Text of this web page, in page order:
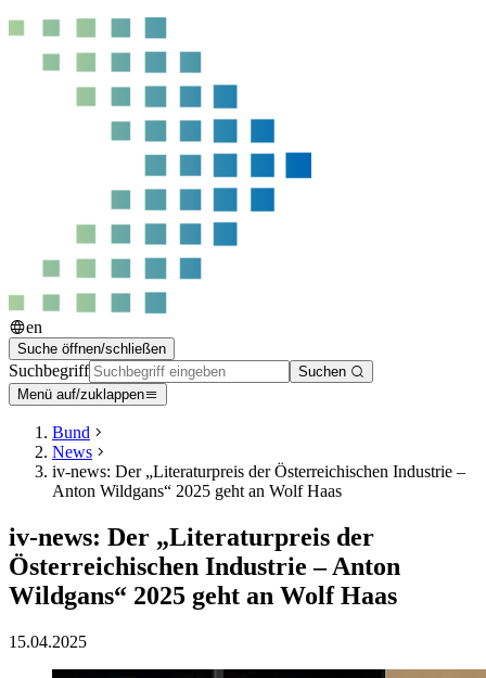
en
Suche öffnen/schließen
Suchbegriff
Suchen
Menü auf/zuklappen
Bund
News
iv-news: Der „Literaturpreis der Österreichischen Industrie –
Anton Wildgans“ 2025 geht an Wolf Haas
iv-news: Der „Literaturpreis der
Österreichischen Industrie – Anton
Wildgans“ 2025 geht an Wolf Haas
15.04.2025